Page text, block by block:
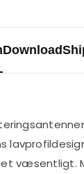
Download
væsentligt.